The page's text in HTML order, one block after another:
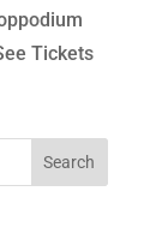
Tickets